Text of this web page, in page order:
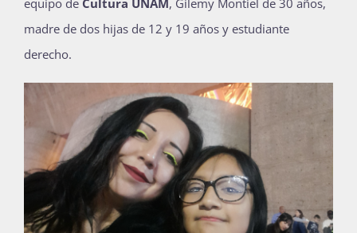
equipo de Cultura UNAM, Gilemy Montiel de 30 años,
madre de dos hijas de 12 y 19 años y estudiante
derecho.